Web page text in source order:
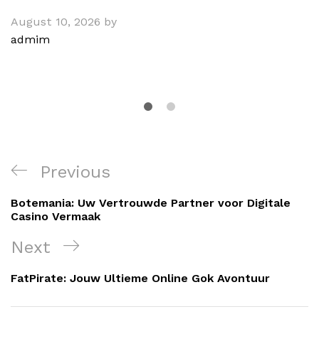
August 10, 2026 by
admim
Post
navigation
Previous
Post
Previous
Botemania: Uw Vertrouwde Partner voor Digitale
Casino Vermaak
Next
Post
Next
FatPirate: Jouw Ultieme Online Gok Avontuur